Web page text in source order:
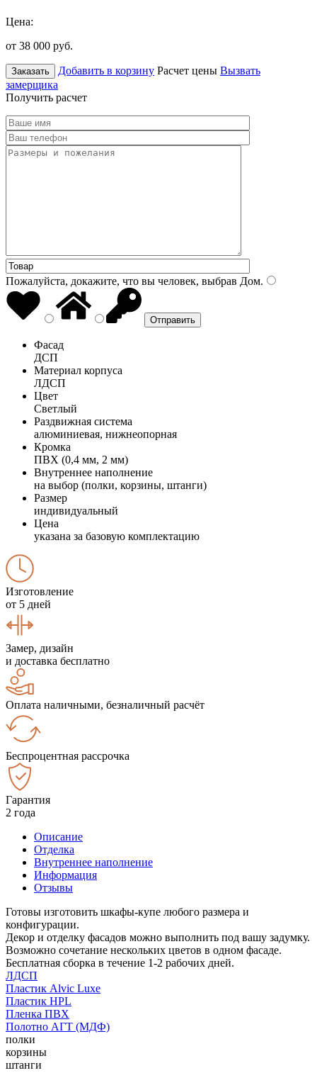
Цена:
от 38 000 руб.
Заказать Добавить в корзину Расчет цены Вызвать
замерщика
Получить расчет
Пожалуйста, докажите, что вы человек, выбрав Дом.
Фасад
ДСП
Материал корпуса
ЛДСП
Цвет
Светлый
Раздвижная система
алюминиевая, нижнеопорная
Кромка
ПВХ (0,4 мм, 2 мм)
Внутреннее наполнение
на выбор (полки, корзины, штанги)
Размер
индивидуальный
Цена
указана за базовую комплектацию
Изготовление
от 5 дней
Замер, дизайн
и доставка бесплатно
Оплата наличными, безналичный расчёт
Беспроцентная рассрочка
Гарантия
2 года
Описание
Отделка
Внутреннее наполнение
Информация
Отзывы
Готовы изготовить шкафы-купе любого размера и
конфигурации.
Декор и отделку фасадов можно выполнить под вашу задумку.
Возможно сочетание нескольких цветов в одном фасаде.
Бесплатная сборка в течение 1-2 рабочих дней.
ЛДСП
Пластик Alvic Luxe
Пластик HPL
Пленка ПВХ
Полотно АГТ (МДФ)
полки
корзины
штанги